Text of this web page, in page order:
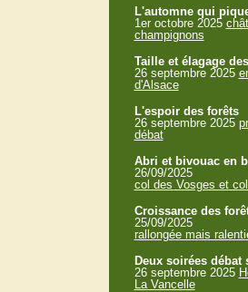
L'automne qui
1er octobre 2025
champignons
Taille et élagage
26 septembre 2025
d'Alsace
L'espoir des forêts
26 septembre 2025
débat
Abri et bivouac en
26/09/2025
col des Vosges et
Croissance des
25/09/2025
rallongée mais
Deux soirées débat
26 septembre 2025
La Vancelle